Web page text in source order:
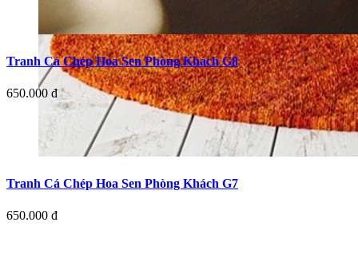
Tranh Cá Chép Hoa Sen Phòng Khách G7
650.000 đ
Tranh Cá Chép Hoa Sen Phòng Khách G8
650.000 đ